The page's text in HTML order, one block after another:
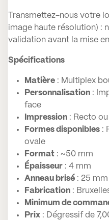
Transmettez-nous votre
image haute résolution) :
validation avant la mise
Spécifications
Matière : Multiplex
Personnalisation :
face
Impression : Recto
Formes disponibles :
ovale
Format : ~50 mm
Épaisseur : 4 mm
Anneau brisé : 25
Fabrication :
Minimum de
Prix : Dégressif de